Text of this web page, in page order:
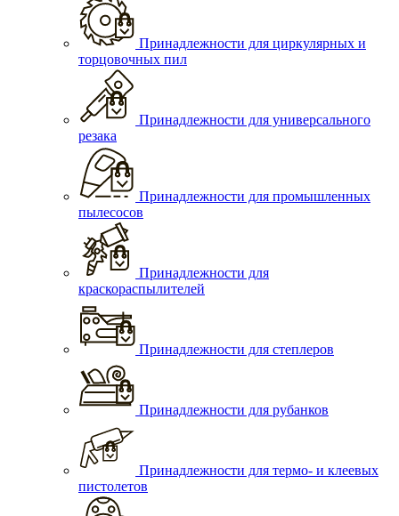
Принадлежности для циркулярных и
торцовочных пил
Принадлежности для универсального
резака
Принадлежности для промышленных
пылесосов
Принадлежности для
краскораспылителей
Принадлежности для степлеров
Принадлежности для рубанков
Принадлежности для термо- и клеевых
пистолетов